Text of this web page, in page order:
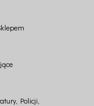
Policji,